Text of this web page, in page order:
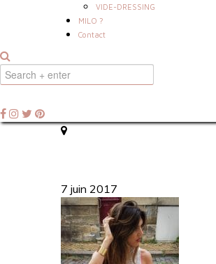
VIDE-DRESSING
MILO ?
Contact
7 juin 2017